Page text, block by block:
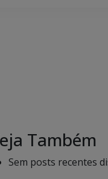
Também
Sem posts recentes